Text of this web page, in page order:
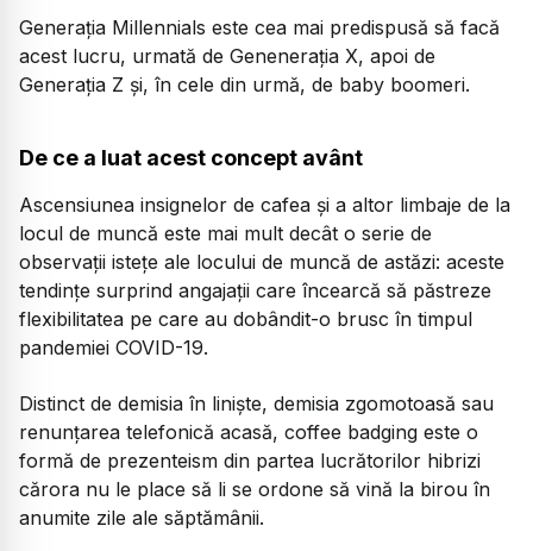
Generația Millennials este cea mai predispusă să facă
acest lucru, urmată de Genenerația X, apoi de
Generația Z și, în cele din urmă, de baby boomeri.
De ce a luat acest concept avânt
Ascensiunea insignelor de cafea și a altor limbaje de la
locul de muncă este mai mult decât o serie de
observații istețe ale locului de muncă de astăzi: aceste
tendințe surprind angajații care încearcă să păstreze
flexibilitatea pe care au dobândit-o brusc în timpul
pandemiei COVID-19.
Distinct de demisia în liniște, demisia zgomotoasă sau
renunțarea telefonică acasă, coffee badging este o
formă de prezenteism din partea lucrătorilor hibrizi
cărora nu le place să li se ordone să vină la birou în
anumite zile ale săptămânii.